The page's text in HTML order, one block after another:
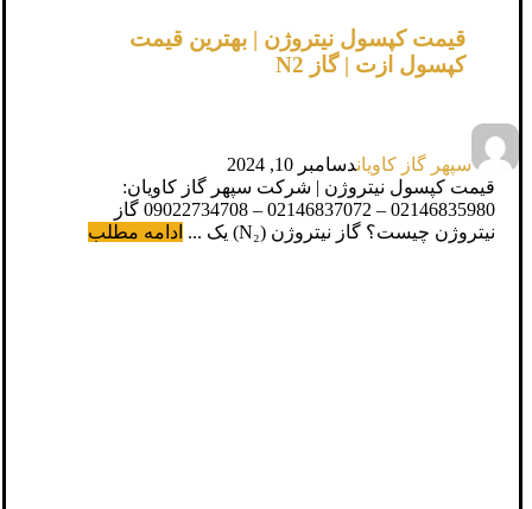
قیمت کپسول نیتروژن | بهترین قیمت
کپسول ازت | گاز N2
سپهر گاز کاویاندسامبر 10, 2024
قیمت کپسول نیتروژن | شرکت سپهر گاز کاویان:
02146835980 – 02146837072 – 09022734708 گاز
نیتروژن چیست؟ گاز نیتروژن (N₂) یک ...
ادامه مطلب